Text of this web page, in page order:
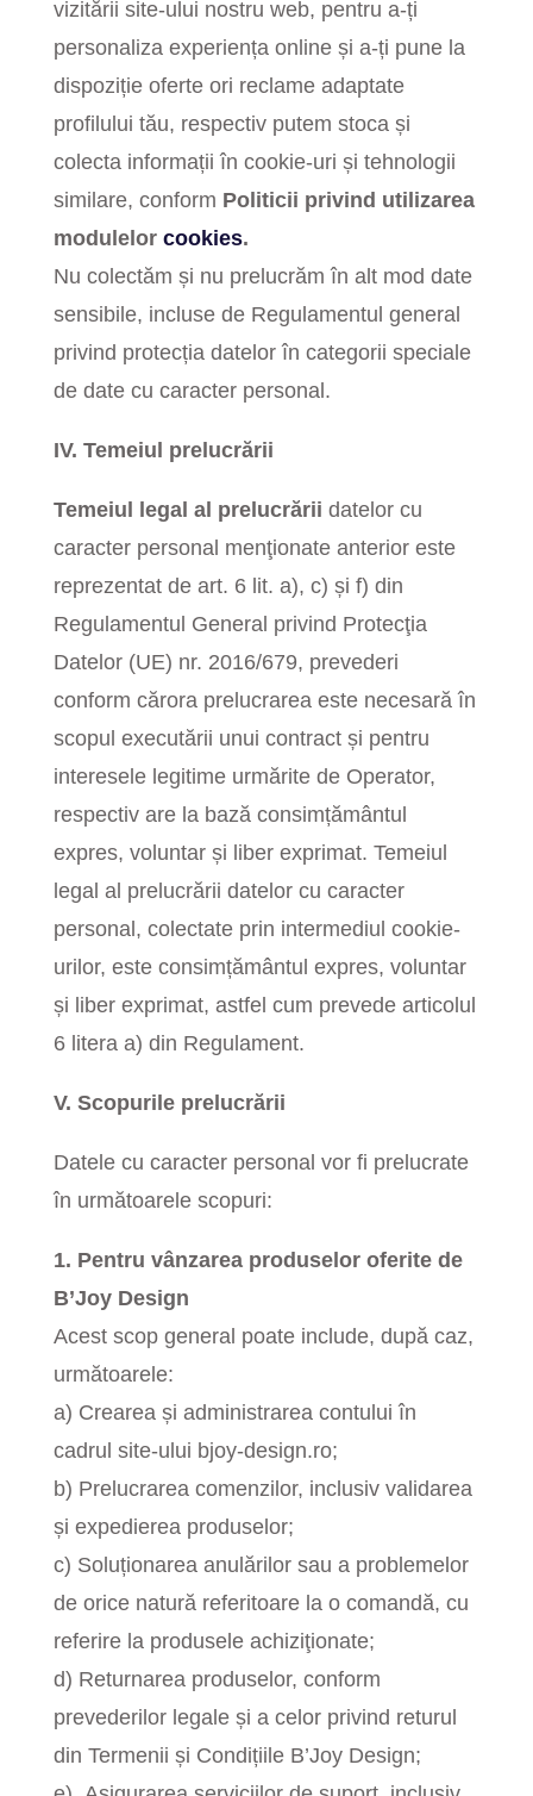
vizitării site-ului nostru web, pentru a-ți
personaliza experiența online și a-ți pune la
dispoziție oferte ori reclame adaptate
profilului tău, respectiv putem stoca și
colecta informații în cookie-uri și tehnologii
similare, conform Politicii privind utilizarea
modulelor cookies.
Nu colectăm și nu prelucrăm în alt mod date
sensibile, incluse de Regulamentul general
privind protecția datelor în categorii speciale
de date cu caracter personal.
IV. Temeiul prelucrării
Temeiul legal al prelucrării datelor cu
caracter personal menţionate anterior este
reprezentat de art. 6 lit. a), c) și f) din
Regulamentul General privind Protecţia
Datelor (UE) nr. 2016/679, prevederi
conform cărora prelucrarea este necesară în
scopul executării unui contract și pentru
interesele legitime urmărite de Operator,
respectiv are la bază consimțământul
expres, voluntar și liber exprimat. Temeiul
legal al prelucrării datelor cu caracter
personal, colectate prin intermediul cookie-
urilor, este consimțământul expres, voluntar
și liber exprimat, astfel cum prevede articolul
6 litera a) din Regulament.
V. Scopurile prelucrării
Datele cu caracter personal vor fi prelucrate
în următoarele scopuri:
1. Pentru vânzarea produselor oferite de
B’Joy Design
Acest scop general poate include, după caz,
următoarele:
a) Crearea și administrarea contului în
cadrul site-ului bjoy-design.ro;
b) Prelucrarea comenzilor, inclusiv validarea
și expedierea produselor;
c) Soluționarea anulărilor sau a problemelor
de orice natură referitoare la o comandă, cu
referire la produsele achiziţionate;
d) Returnarea produselor, conform
prevederilor legale și a celor privind returul
din Termenii și Condițiile B’Joy Design;